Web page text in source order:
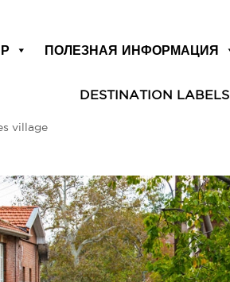
ПОЛЕЗНАЯ ИНФОРМАЦИЯ
DESTINATION LABELS
village